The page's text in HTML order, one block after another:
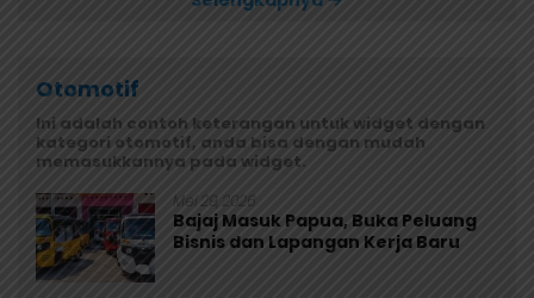
Otomotif
Ini adalah contoh keterangan untuk widget dengan
kategori otomotif, anda bisa dengan mudah
memasukkannya pada widget.
Mei 29, 2026
Bajaj Masuk Papua, Buka Peluang
Bisnis dan Lapangan Kerja Baru